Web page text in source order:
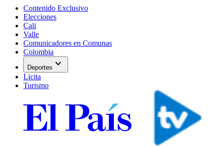
Contenido Exclusivo
Elecciones
Cali
Valle
Comunicadores en Comunas
Colombia
Deportes expand_more
Licita
Turismo